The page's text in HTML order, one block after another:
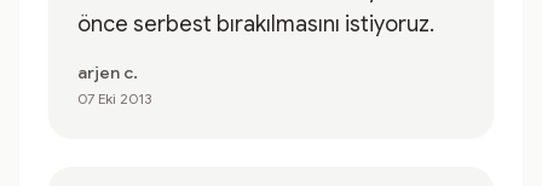
önce serbest bırakılmasını istiyoruz.
arjen c.
07 Eki 2013